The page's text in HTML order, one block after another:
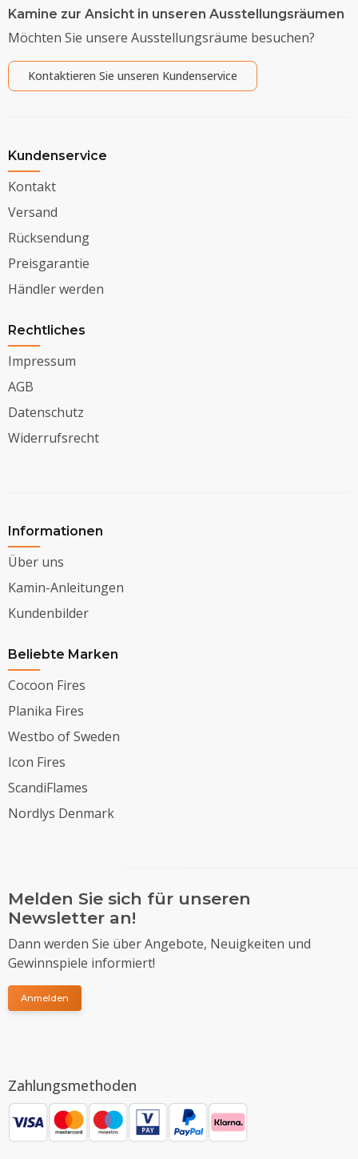
Kamine zur Ansicht in unseren Ausstellungsräumen
Möchten Sie unsere Ausstellungsräume besuchen?
Kontaktieren Sie unseren Kundenservice
Kundenservice
Kontakt
Versand
Rücksendung
Preisgarantie
Händler werden
Rechtliches
Impressum
AGB
Datenschutz
Widerrufsrecht
Informationen
Über uns
Kamin-Anleitungen
Kundenbilder
Beliebte Marken
Cocoon Fires
Planika Fires
Westbo of Sweden
Icon Fires
ScandiFlames
Nordlys Denmark
Melden Sie sich für unseren
Newsletter an!
Dann werden Sie über Angebote, Neuigkeiten und
Gewinnspiele informiert!
Anmelden
Zahlungsmethoden